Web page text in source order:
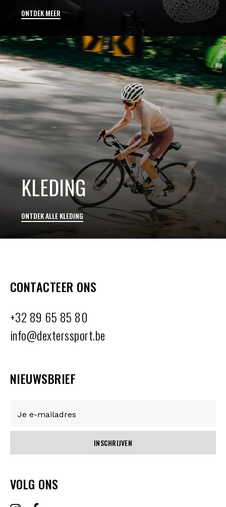
ONTDEK MEER
ONTDEK ALLE KLEDING
KLEDING
CONTACTEER ONS
+32 89 65 85 80
info@dexterssport.be
NIEUWSBRIEF
INSCHRIJVEN
VOLG ONS